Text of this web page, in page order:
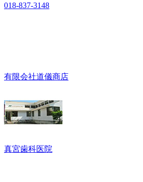
018-837-3148
有限会社道儀商店
真宮歯科医院